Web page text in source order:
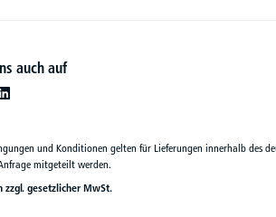
auch auf
und Konditionen gelten für Lieferungen innerhalb des
mitgeteilt werden.
zzgl. gesetzlicher MwSt.